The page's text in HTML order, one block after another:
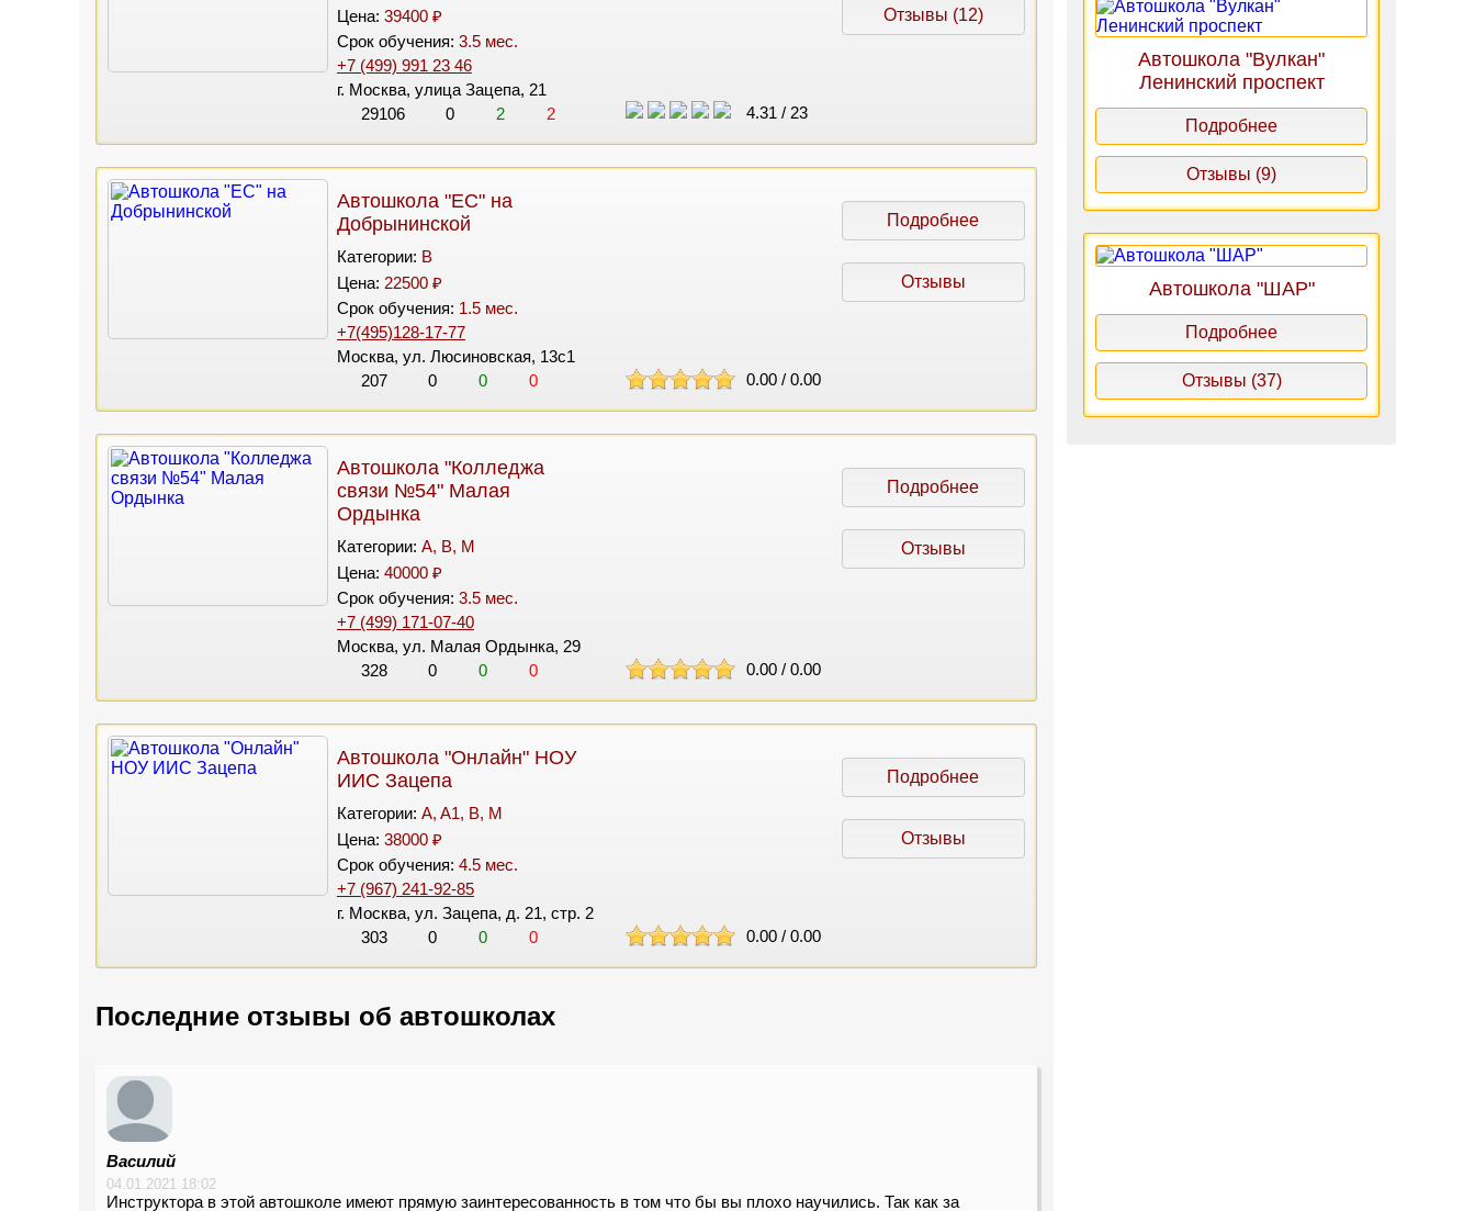
Цена: 39400 ₽
Срок обучения: 3.5 мес.
+7 (499) 991 23 46
г. Москва, улица Зацепа, 21
29106
0 2 2 4.31 / 23
Отзывы (12)
Автошкола "ЕС" на
Добрынинской
Категории: B
Цена: 22500 ₽
Срок обучения: 1.5 мес.
+7(495)128-17-77
Москва, ул. Люсиновская, 13с1
207
0 0 0 0.00/ 0.00
Подробнее
Отзывы
Автошкола "Колледжа
связи №54" Малая
Ордынка
Категории: A, B, M
Цена: 40000 ₽
Срок обучения: 3.5 мес.
+7 (499) 171-07-40
Москва, ул. Малая Ордынка, 29
328
0 0 0 0.00/ 0.00
Подробнее
Отзывы
Автошкола "Онлайн" НОУ
ИИС Зацепа
Категории: A, A1, B, M
Цена: 38000 ₽
Срок обучения: 4.5 мес.
+7 (967) 241-92-85
г. Москва, ул. Зацепа, д. 21, стр. 2
303
0 0 0 0.00/ 0.00
Подробнее
Отзывы
Последние отзывы об автошколах
Василий
04.01.2021 18:02
Инструктора в этой автошколе имеют прямую заинтересованность в том что бы вы плохо научились. Так как за
Автошкола "Вулкан"
Ленинский проспект
Подробнее
Отзывы (9)
Автошкола "ШАР"
Подробнее
Отзывы (37)